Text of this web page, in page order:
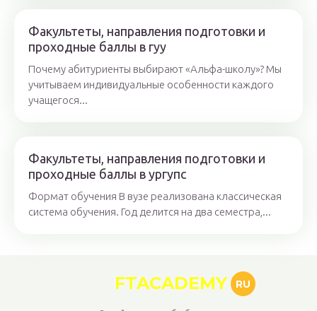
Факультеты, направления подготовки и
проходные баллы в гуу
Почему абитуриенты выбирают «Альфа-школу»? Мы
учитываем индивидуальные особенности каждого
учащегося...
Факультеты, направления подготовки и
проходные баллы в ургупс
Формат обучения В вузе реализована классическая
система обучения. Год делится на два семестра,...
FTACADEMY RU